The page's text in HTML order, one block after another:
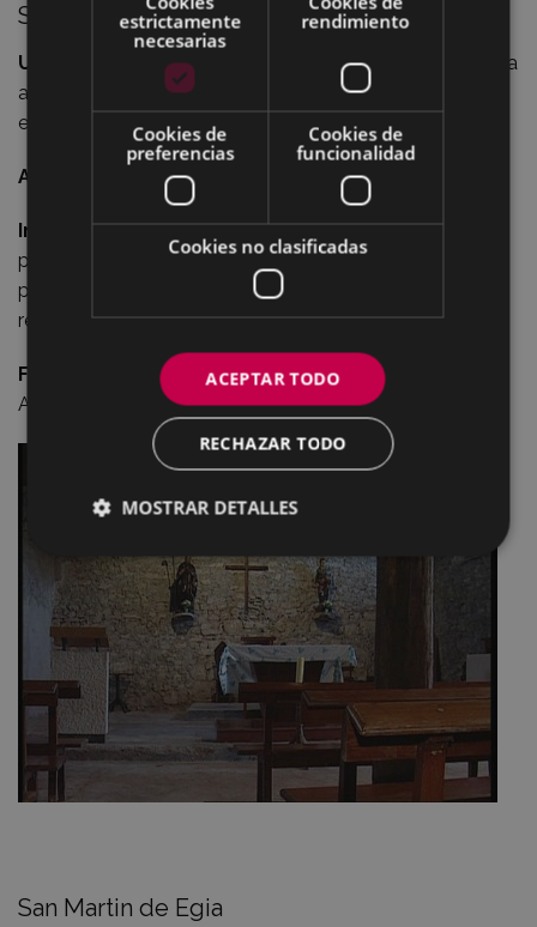
San Román de Zelaarte
Ubicación
: Tomando desde el cruce de Ixua la carretera
al barrio de Aginaga, a un km. Del cruce se encuentra
esta ermita.
Altitud : 475 m.s.n.m.
Interior
: Una cruz en la pared y dos únicas tallas
policromadas sobre sendos troncos que sirven de
peana: San Román y Santa Agueda, ambas de estilo
renacentista posiblemente del siglo XVI.
Fiestas
: El domingo siguiente a la festividad de Santa
Agueda, 5 de Febrero.
San Martin de Egia
estrictamente
necesarias
rendimiento
Cookies de
preferencias
Cookies de
funcionalidad
Cookies no clasificadas
ACEPTAR TODO
RECHAZAR TODO
MOSTRAR DETALLES